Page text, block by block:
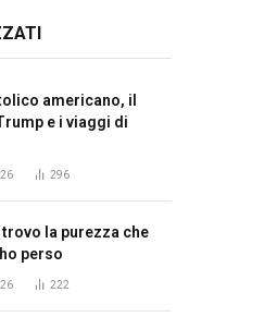
americano, il
e i viaggi di
296
trovo la purezza che
perso
222